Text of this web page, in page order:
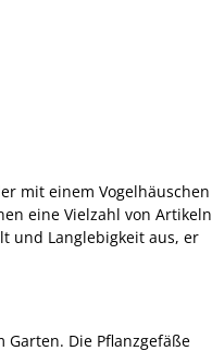
mit einem Vogelhäuschen
eine Vielzahl von Artikeln
und Langlebigkeit aus, er
Die Pflanzgefäße